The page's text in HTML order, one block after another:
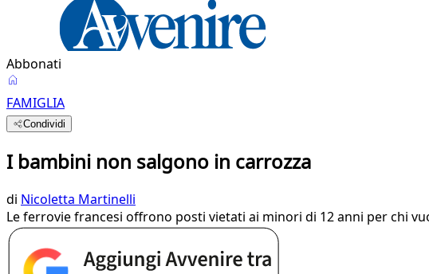
Abbonati
FAMIGLIA
Condividi
I bambini non salgono in carrozza
di Nicoletta Martinelli
Le ferrovie francesi offrono posti vietati ai minori di 12 anni per chi